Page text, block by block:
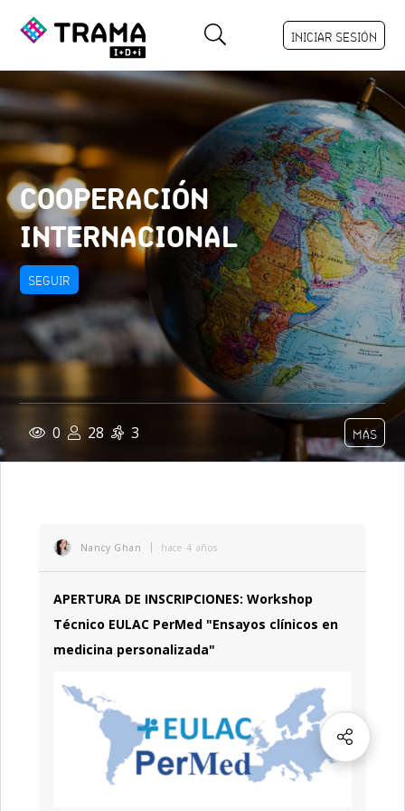
INICIAR SESIÓN
COOPERACIÓN
INTERNACIONAL
SEGUIR
0 28 3 MÁS
Nancy Ghan hace 4 años
APERTURA DE INSCRIPCIONES: Workshop
Técnico EULAC PerMed "Ensayos clínicos en
medicina personalizada"